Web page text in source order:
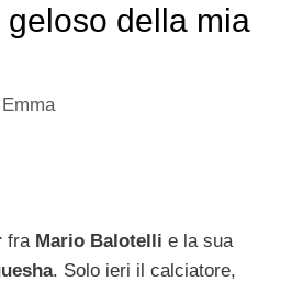
della mia
Emma
fra Mario Balotelli e la sua
. Solo ieri il calciatore,